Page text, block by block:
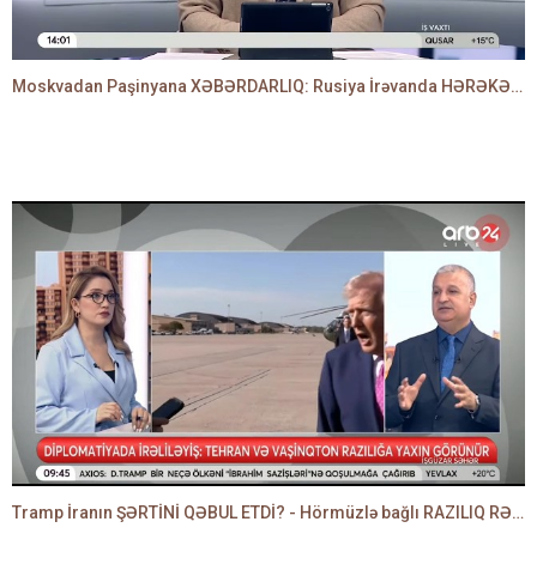
Moskvadan Paşinyana XƏBƏRDARLIQ: Rusiya İrəvanda HƏRƏKƏTƏ KEÇDİ - TAMİLLA QULAMİ danışır
Tramp İranın ŞƏRTİNİ QƏBUL ETDİ? - Hörmüzlə bağlı RAZILIQ RƏSMƏN AÇIQLANIR -BAKİR HƏDƏNBƏYLİ danışır